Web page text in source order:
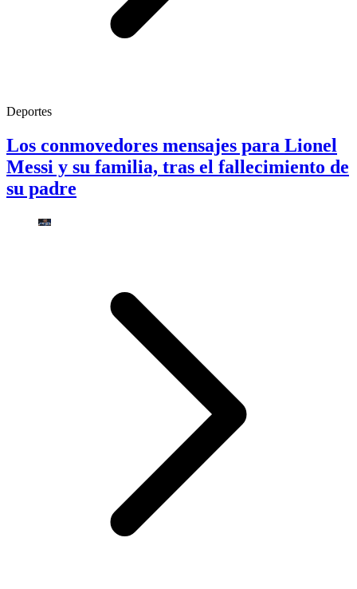
Deportes
Los conmovedores mensajes para Lionel
Messi y su familia, tras el fallecimiento de
su padre